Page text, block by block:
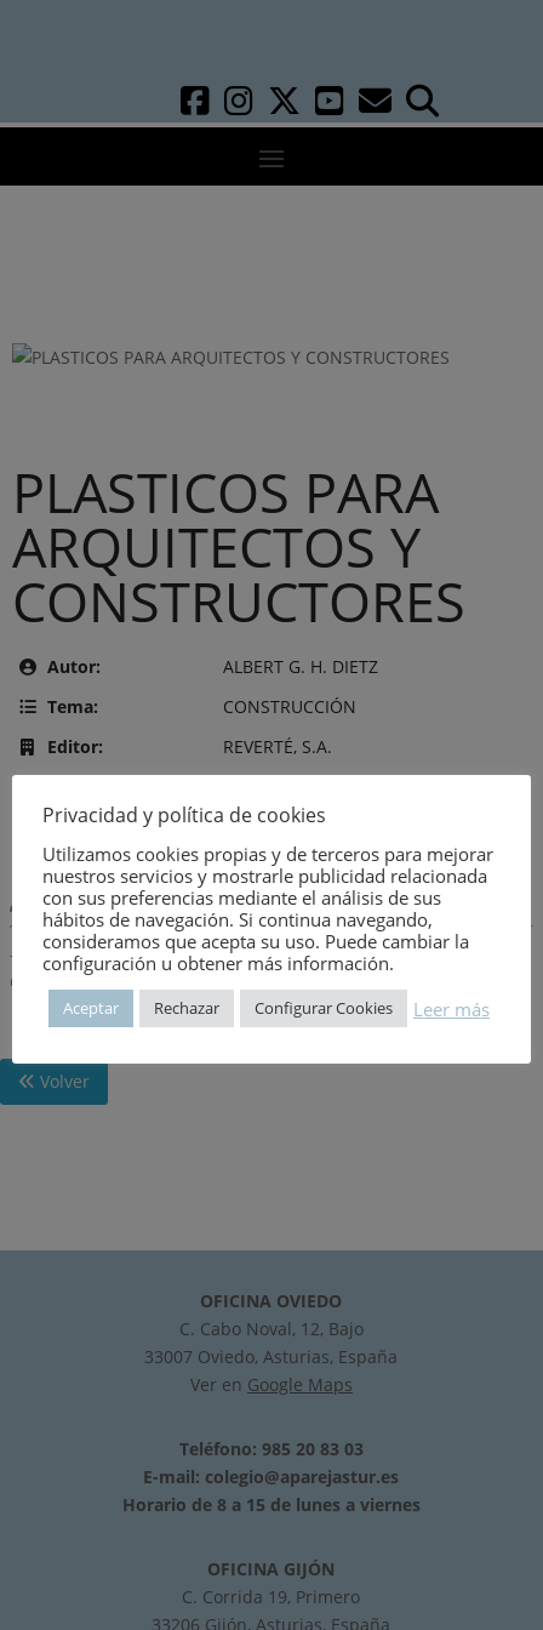
PLASTICOS PARA
ARQUITECTOS Y
CONSTRUCTORES
Autor:
ALBERT G. H. DIETZ
Tema:
CONSTRUCCIÓN
Editor:
REVERTÉ, S.A.
Número:
955
Descripción:
-Ejemplos.-Tipos de plásticos.-Propiedades.-Aplicaciones.-
Compuestos.-Procedimientos de fabricación.
Volver
OFICINA OVIEDO
C. Cabo Noval, 12, Bajo
33007 Oviedo, Asturias, España
Ver en Google Maps
Teléfono: 985 20 83 03
E-mail: colegio@aparejastur.es
Horario de 8 a 15 de lunes a viernes
OFICINA GIJÓN
C. Corrida 19, Primero
33206 Gijón, Asturias, España
Privacidad y política de cookies
Utilizamos cookies propias y de terceros para mejorar
nuestros servicios y mostrarle publicidad relacionada
con sus preferencias mediante el análisis de sus
hábitos de navegación. Si continua navegando,
consideramos que acepta su uso. Puede cambiar la
configuración u obtener más información.
Aceptar Rechazar Configurar Cookies Leer más